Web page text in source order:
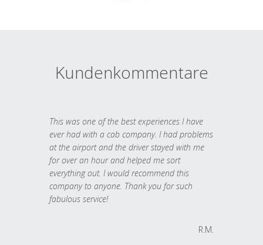
Kundenkommentare
This was one of the best experiences I have
ever had with a cab company. I had problems
at the airport and the driver stayed with me
for over an hour and helped me sort
everything out. I would recommend this
company to anyone. Thank you for such
fabulous service!
R.M.